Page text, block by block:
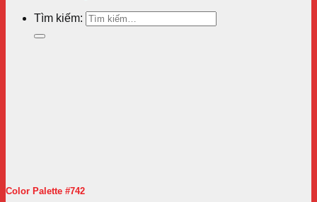
Tìm kiếm:
Color Palette #742